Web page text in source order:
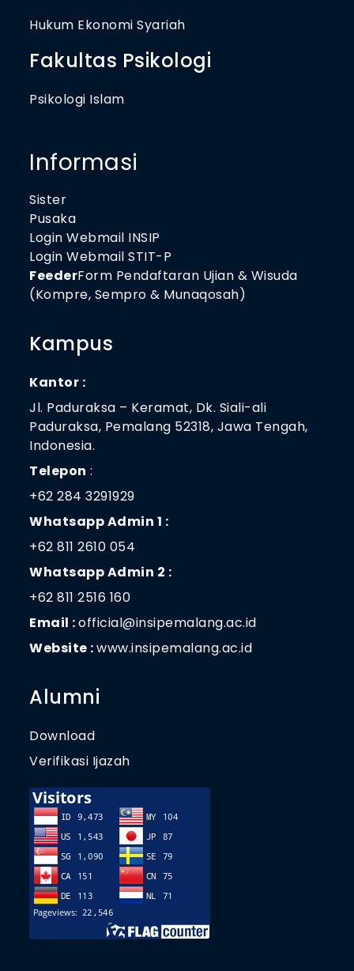
Hukum Ekonomi Syariah
Fakultas Psikologi
Psikologi Islam
Informasi
Sister
Pusaka
Login Webmail INSIP
Login Webmail STIT-P
FeederForm Pendaftaran Ujian & Wisuda
(Kompre, Sempro & Munaqosah)
Kampus
Kantor :
Jl. Paduraksa – Keramat, Dk. Siali-ali
Paduraksa, Pemalang 52318, Jawa Tengah,
Indonesia.
Telepon :
+62 284 3291929
Whatsapp Admin 1 :
+62 811 2610 054
Whatsapp Admin 2 :
+62 811 2516 160
Email :official@insipemalang.ac.id
Website :www.insipemalang.ac.id
Alumni
Download
Verifikasi Ijazah